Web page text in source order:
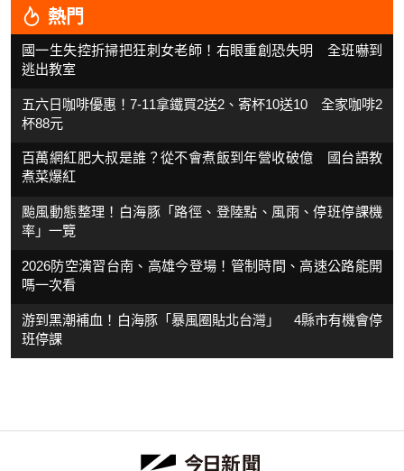
熱門
國一生失控折掃把狂刺女老師！右眼重創恐失明 全班嚇到
逃出教室
五六日咖啡優惠！7-11拿鐵買2送2、寄杯10送10 全家咖啡2
杯88元
百萬網紅肥大叔是誰？從不會煮飯到年營收破億 國台語教
煮菜爆紅
颱風動態整理！白海豚「路徑、登陸點、風雨、停班停課機
率」一覽
2026防空演習台南、高雄今登場！管制時間、高速公路能開
嗎一次看
游到黑潮補血！白海豚「暴風圈貼北台灣」 4縣市有機會停
班停課